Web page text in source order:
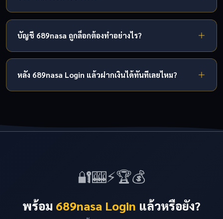
หาก OTP ไม่มาภายใน 2 นาที ให้ตรวจสอบว่าเบอร์มือถือที่กรอก
ถูกต้องและสัญญาณโทรศัพท์ดีพอ จากนั้นกดขอ OTP ใหม่ได้เลย
หากยังไม่ได้รับ ให้ตรวจสอบว่าเบอร์ไม่ได้บล็อก SMS จากเบอร์
บัญชี 689nasa ถูกล็อกต้องทำอย่างไร?
บัญชีจะถูกล็อกชั่วคราวหากกรอกรหัสผ่านผิดเกิน 5 ครั้งติดต่อกัน
เพื่อป้องกันการเข้าถึงโดยไม่ได้รับอนุญาต รอ 15 นาทีแล้วลอง
ใหม่ หรือใช้ฟังก์ชัน "ลืมรหัสผ่าน" เพื่อรีเซ็ตทันที หากต้องการ
หลัง 689nasa Login แล้วฝากเงินได้ทันทีเลยไหม?
วินาที ไม่มีค่าธรรมเนียมทุกช่องทาง
🔐🎰⚡🏆💰
พร้อม 689nasa Login แล้วหรือยัง?